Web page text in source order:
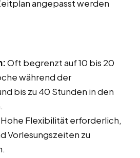
angepasst werden
Oft begrenzt auf 10 bis 20
während der
bis zu 40 Stunden in den
Hohe Flexibilität erforderlich,
Vorlesungszeiten zu